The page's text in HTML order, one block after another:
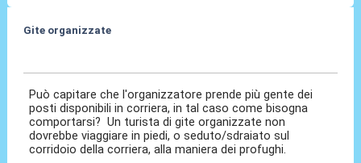
Gite organizzate
Può capitare che l'organizzatore prende più gente dei
posti disponibili in corriera, in tal caso come bisogna
comportarsi? Un turista di gite organizzate non
dovrebbe viaggiare in piedi, o seduto/sdraiato sul
corridoio della corriera, alla maniera dei profughi.